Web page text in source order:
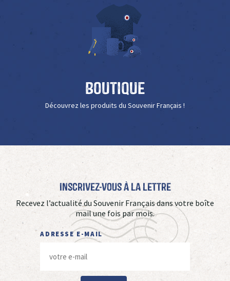
Boutique
Découvrez les produits du Souvenir Français !
Inscrivez-vous à La Lettre
Recevez l’actualité du Souvenir Français dans votre boîte
mail une fois par mois.
ADRESSE E-MAIL